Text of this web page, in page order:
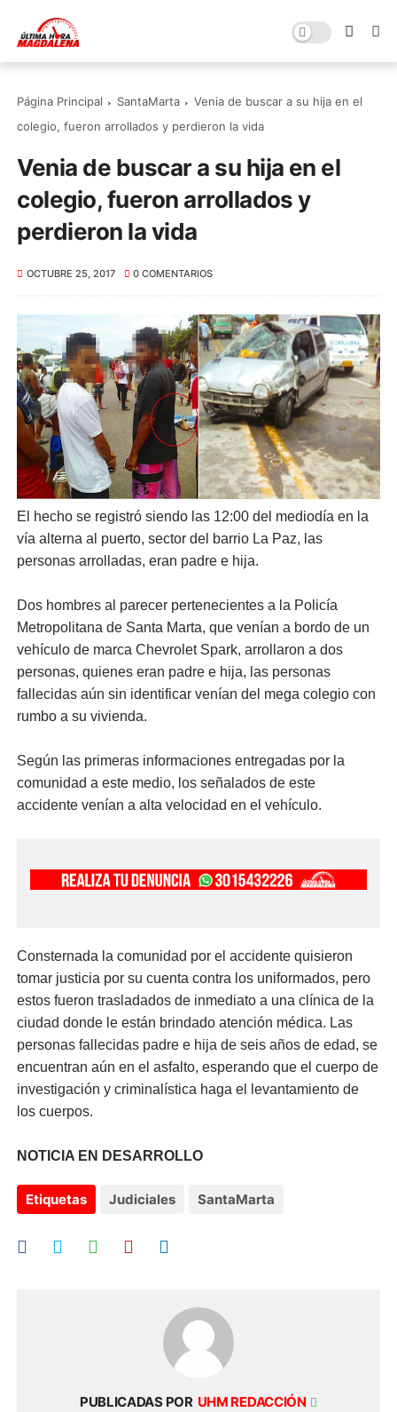
Página Principal SantaMarta
Venia de buscar a su hija en el
colegio, fueron arrollados y perdieron la vida
Venia de buscar a su hija en el
colegio, fueron arrollados y
perdieron la vida
OCTUBRE 25, 2017 0 COMENTARIOS
El hecho se registró siendo las 12:00 del mediodía en la
vía alterna al puerto, sector del barrio La Paz, las
personas arrolladas, eran padre e hija.
Dos hombres al parecer pertenecientes a la Policía
Metropolitana de Santa Marta, que venían a bordo de un
vehículo de marca Chevrolet Spark, arrollaron a dos
personas, quienes eran padre e hija, las personas
fallecidas aún sin identificar venían del mega colegio con
rumbo a su vivienda.
Según las primeras informaciones entregadas por la
comunidad a este medio, los señalados de este
accidente venían a alta velocidad en el vehículo.
Consternada la comunidad por el accidente quisieron
tomar justicia por su cuenta contra los uniformados, pero
estos fueron trasladados de inmediato a una clínica de la
ciudad donde le están brindado atención médica. Las
personas fallecidas padre e hija de seis años de edad, se
encuentran aún en el asfalto, esperando que el cuerpo de
investigación y criminalística haga el levantamiento de
los cuerpos.
NOTICIA EN DESARROLLO
Etiquetas Judiciales SantaMarta
PUBLICADAS POR UHM REDACCIÓN